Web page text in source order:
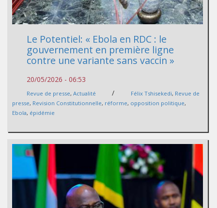
Le Potentiel: « Ebola en RDC : le
gouvernement en première ligne
contre une variante sans vaccin »
20/05/2026 - 06:53
Revue de presse, Actualité / Félix Tshisekedi, Revue de
presse, Revision Constitutionnelle, réforme, opposition politique,
Ebola, épidémie